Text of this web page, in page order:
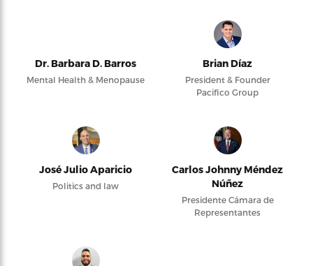
Dr. Barbara D. Barros
Mental Health & Menopause
Brian Díaz
President & Founder
Pacifico Group
José Julio Aparicio
Politics and law
Carlos Johnny Méndez
Núñez
Presidente Cámara de
Representantes